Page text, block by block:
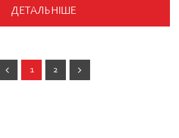
ДЕТАЛЬНІШЕ
1 2